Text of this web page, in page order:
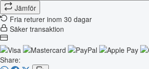
Jämför
Fria returer inom 30 dagar
Säker transaktion
Share: